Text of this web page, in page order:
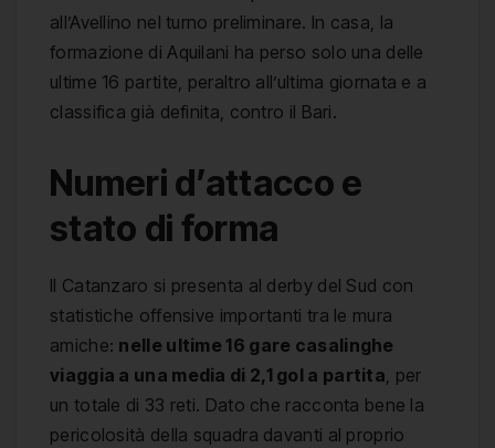
all’Avellino nel turno preliminare. In casa, la
formazione di Aquilani ha perso solo una delle
ultime 16 partite, peraltro all’ultima giornata e a
classifica già definita, contro il Bari.
Numeri d’attacco e
stato di forma
Il Catanzaro si presenta al derby del Sud con
statistiche offensive importanti tra le mura
amiche: nelle ultime 16 gare casalinghe
viaggia a una media di 2,1 gol a partita , per
un totale di 33 reti. Dato che racconta bene la
pericolosità della squadra davanti al proprio